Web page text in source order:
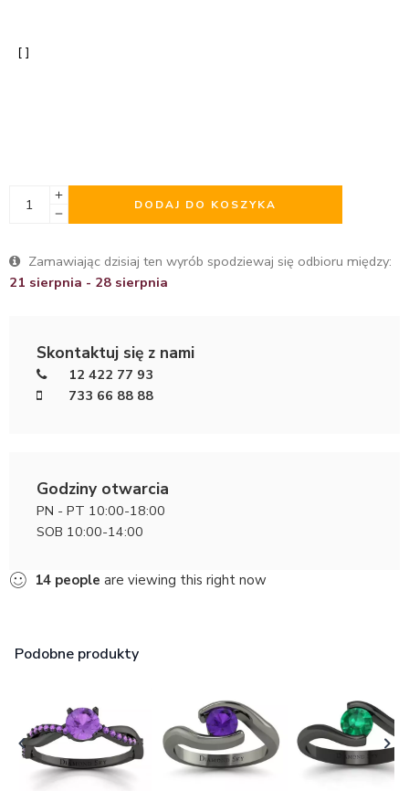
DODAJ DO KOSZYKA
Zamawiając dzisiaj ten wyrób spodziewaj się odbioru między:
21 sierpnia - 28 sierpnia
Skontaktuj się z nami
12 422 77 93
733 66 88 88
Godziny otwarcia
PN - PT 10:00-18:00
SOB 10:00-14:00
14 people are viewing this right now
Podobne produkty